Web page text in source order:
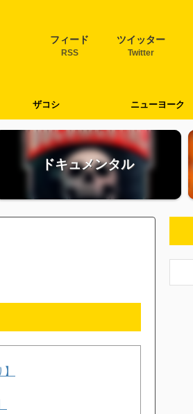
フィード
RSS
ツイッター
Twitter
ザコシ ニューヨーク
ドキュメンタル